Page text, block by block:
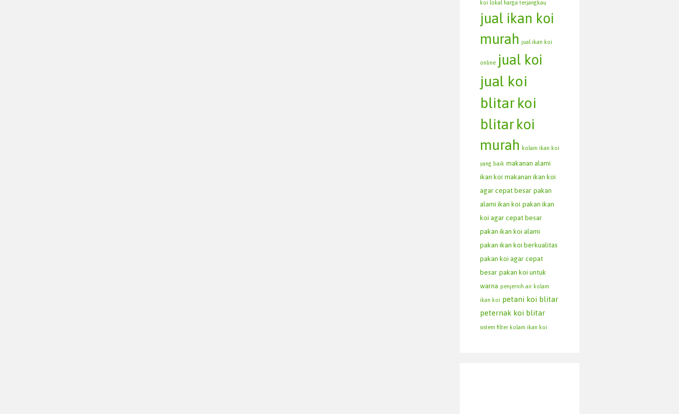
koi lokal harga terjangkau
jual ikan koi
murah jual ikan koi
online jual koi
jual koi
blitar koi
blitar koi
murah
kolam ikan koi
yang baik makanan alami
ikan koi makanan ikan koi
agar cepat besar pakan
alami ikan koi pakan ikan
koi agar cepat besar
pakan ikan koi alami
pakan ikan koi berkualitas
pakan koi agar cepat
besar pakan koi untuk
warna penjernih air kolam
ikan koi petani koi blitar
peternak koi blitar
sistem filter kolam ikan koi